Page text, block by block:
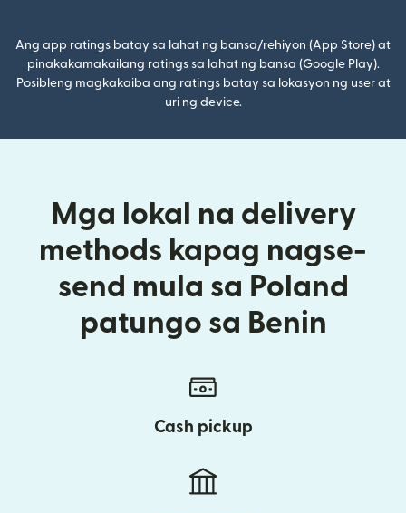
Ang app ratings batay sa lahat ng bansa/rehiyon (App Store) at
pinakakamakailang ratings sa lahat ng bansa (Google Play).
Posibleng magkakaiba ang ratings batay sa lokasyon ng user at
uri ng device.
Mga lokal na delivery
methods kapag nagse-
send mula sa Poland
patungo sa Benin
Cash pickup